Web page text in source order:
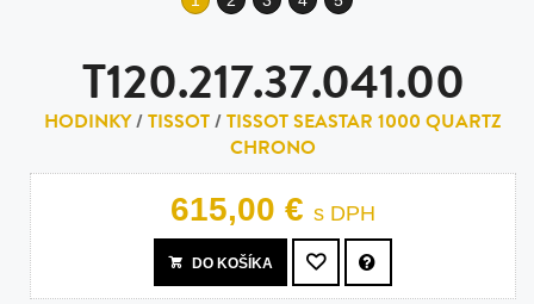
T120.217.37.041.00
HODINKY/TISSOT/TISSOT SEASTAR 1000 QUARTZ
CHRONO
615,00 € s DPH
DO KOŠÍKA